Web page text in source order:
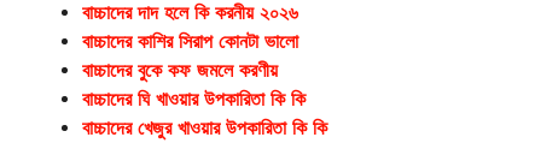
বাচ্চাদের দাদ হলে কি করনীয় ২০২৬
বাচ্চাদের কাশির সিরাপ কোনটা ভালো
বাচ্চাদের বুকে কফ জমলে করণীয়
বাচ্চাদের ঘি খাওয়ার উপকারিতা কি কি
বাচ্চাদের খেজুর খাওয়ার উপকারিতা কি কি